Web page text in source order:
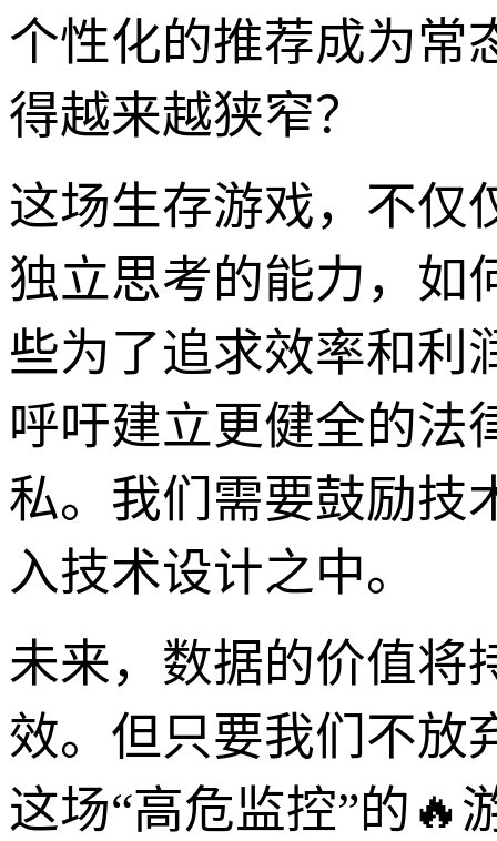
个性化的推荐成为常
得越来越狭窄？
这场生存游戏，不仅
独立思考的能力，如
些为了追求效率和利
呼吁建立更健全的法
私。我们需要鼓励技
入技术设计之中。
未来，数据的价值将
效。但只要我们不放
这场“高危监控”的🔥